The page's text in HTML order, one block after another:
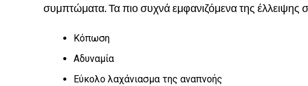
συμπτώματα. Τα πιο συχνά εμφανιζόμενα της έλλειψης
Κόπωση
Αδυναμία
Εύκολο λαχάνιασμα της αναπνοής